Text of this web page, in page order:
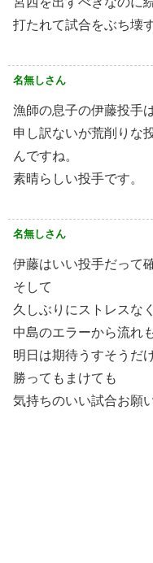
打たれて試合をぶち壊
名無しさん
漁師の息子の伊藤投手
申し訳ないが荒削りな
んですね。
素晴らしい投手です。
名無しさん
伊藤はいい投手だって
そして
久しぶりにストレスな
中島のエラーから流れ
明日は期待うすそうだ
勝ってもまけても
気持ちのいい試合お願